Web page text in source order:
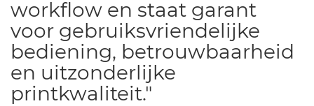
workflow en staat garant
voor gebruiksvriendelijke
bediening, betrouwbaarheid
en uitzonderlijke
printkwaliteit."